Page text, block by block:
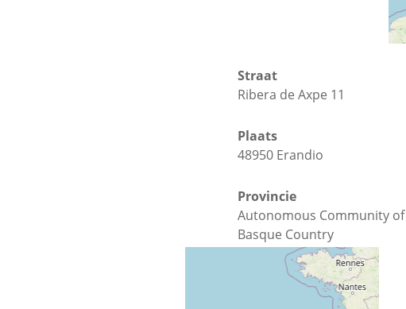
Straat
Ribera de Axpe 11
Plaats
48950 Erandio
Provincie
Autonomous Community
Basque Country